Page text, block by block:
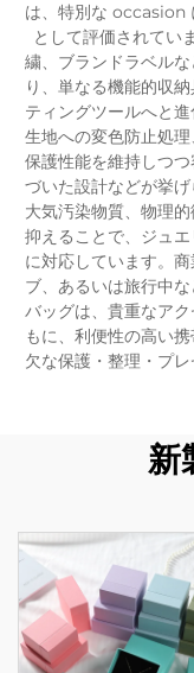
は、特別な occasion
として評価されてい
繍、ブランドラベル
り、単なる機能的収
ティングツールへと
生地への変色防止処
保護性能を維持しつ
づいた設計などが挙げ
大気汚染物質、物理
抑えることで、ジュ
に対応しています。
ブ、あるいは旅行中
バッグは、貴重なア
もに、利便性の高い
欠な保護・整理・プ
新